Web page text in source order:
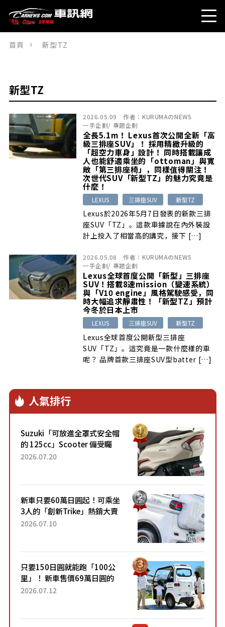
首頁 新型TZ
新型TZ
2026.05.09 作者： KURUMAのNEWS
一手企劃/ 專題企劃
全長5.1m！ Lexus首次公開全新「高
級三排座SUV」！ 採用精緻升級的
「超空力車身」設計！ 同時搭載讓成
人也能舒適乘坐的「ottoman」與寬
敞「第三排座椅」，同樣值得關注！
次世代SUV「新型TZ」的魅力究竟是
什麼！
LEXUS 三排座SUV 新型TZ
Lexus於2026年5月7日發表的新款三排
座SUV「TZ」。這款車據說在內外裝設
計上投入了相當高的講究，接下 […]
2026.05.08 作者： KURUMAのNEWS
一手企劃/ 專題企劃
Lexus全球首度公開「新型」三排座
SUV！搭載8速mission（變速系統）
與「V10 engine」風格駕駛感受，同
時大幅追求靜肅性！「新型TZ」預計
今冬於日本上市
LEXUS 三排座SUV 新型TZ
Lexus全球首度公開新型三排座
SUV「TZ」。這究竟是一款什麼樣的車
呢？ 品牌首款三排座SUV型batter […]
人氣排行
Suzuki「可放進全罩式安全帽
的 125cc」Scooter 備受矚
目！採用全新流線設計與各項
2026.07.20
新車只要60萬日圓起！可乘坐
3人的「創新Trike」熱銷大賣
成為人氣車款！「養車成本真
2026.07.10
只要150日圓就能跑「100公
里」！ 新車售價69萬日圓的
「3人座」Trike大受歡迎！ 順
2026.07.12